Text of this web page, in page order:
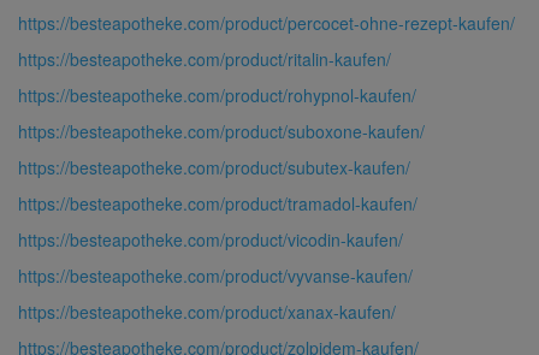
https://besteapotheke.com/product/percocet-ohne-rezept-kaufen/
https://besteapotheke.com/product/ritalin-kaufen/
https://besteapotheke.com/product/rohypnol-kaufen/
https://besteapotheke.com/product/suboxone-kaufen/
https://besteapotheke.com/product/subutex-kaufen/
https://besteapotheke.com/product/tramadol-kaufen/
https://besteapotheke.com/product/vicodin-kaufen/
https://besteapotheke.com/product/vyvanse-kaufen/
https://besteapotheke.com/product/xanax-kaufen/
https://besteapotheke.com/product/zolpidem-kaufen/